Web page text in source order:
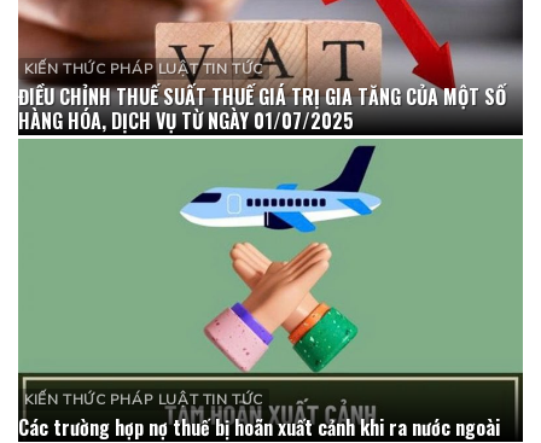
KIẾN THỨC PHÁP LUẬT TIN TỨC
ĐIỀU CHỈNH THUẾ SUẤT THUẾ GIÁ TRỊ GIA TĂNG CỦA MỘT SỐ
HÀNG HÓA, DỊCH VỤ TỪ NGÀY 01/07/2025
KIẾN THỨC PHÁP LUẬT TIN TỨC
Các trường hợp nợ thuế bị hoãn xuất cảnh khi ra nước ngoài